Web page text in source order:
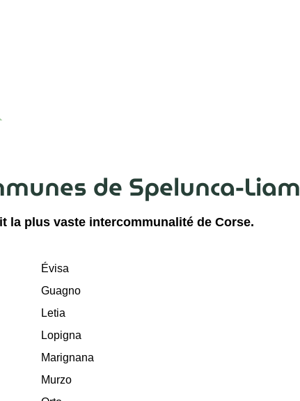
de Spelunca-
la plus vaste intercommunalité de Corse.
Évisa
Guagno
Letia
Lopigna
Marignana
Murzo